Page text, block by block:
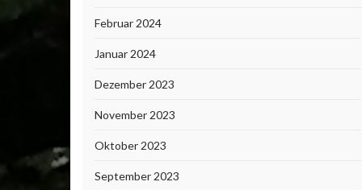
Februar 2024
Januar 2024
Dezember 2023
November 2023
Oktober 2023
September 2023